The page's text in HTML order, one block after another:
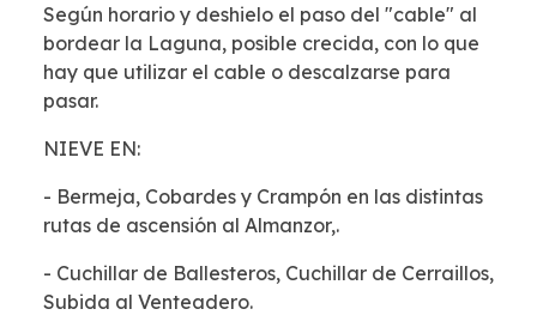
Según horario y deshielo el paso del "cable" al
bordear la Laguna, posible crecida, con lo que
hay que utilizar el cable o descalzarse para
pasar.
NIEVE EN:
- Bermeja, Cobardes y Crampón en las distintas
rutas de ascensión al Almanzor,.
- Cuchillar de Ballesteros, Cuchillar de Cerraillos,
Subida al Venteadero.